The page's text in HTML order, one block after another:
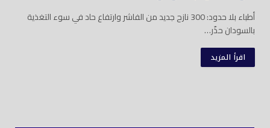
أطباء بلا حدود: 300 نازح جديد من الفاشر وارتفاع حاد في سوء التغذية
بالسودان حذّر…
اقرأ المزيد